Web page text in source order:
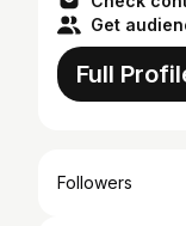
Get
Full
Followers